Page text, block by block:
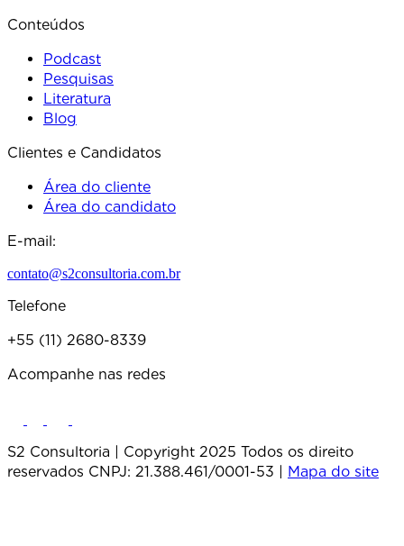
Conteúdos
Podcast
Pesquisas
Literatura
Blog
Clientes e Candidatos
Área do cliente
Área do candidato
E-mail:
contato@s2consultoria.com.br
Telefone
+55 (11) 2680-8339
Acompanhe nas redes
S2 Consultoria | Copyright 2025 Todos os direito
reservados CNPJ: 21.388.461/0001-53 | Mapa do site